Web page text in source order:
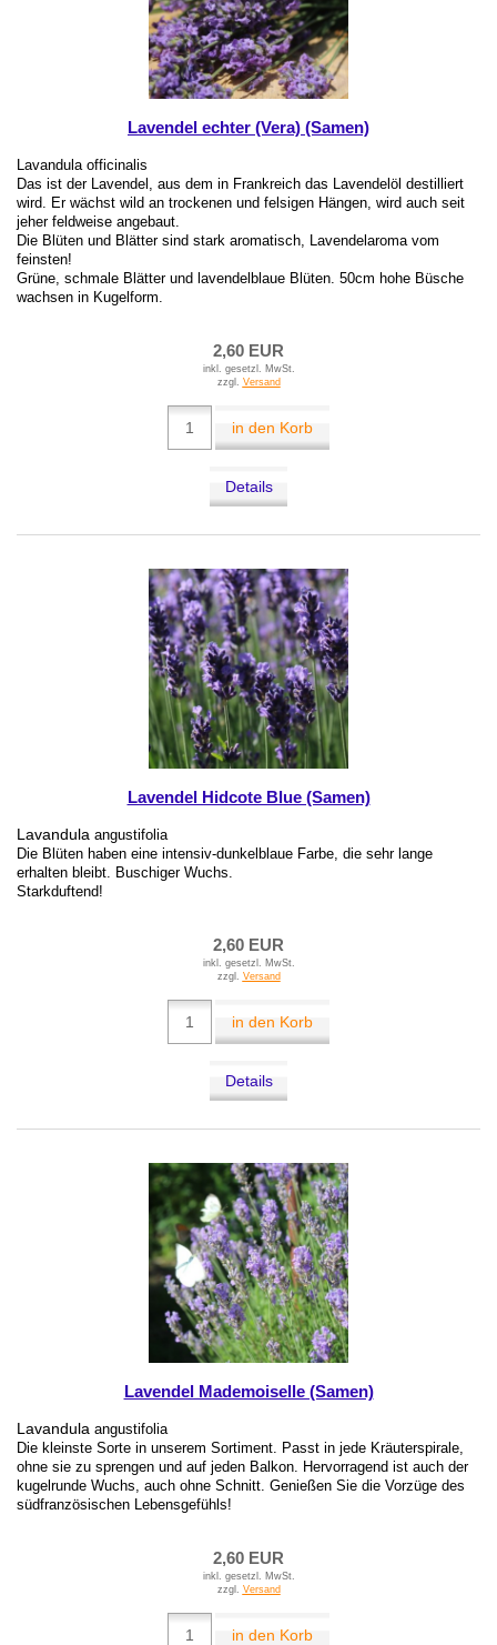
Lavendel echter (Vera) (Samen)
Lavandula officinalis
Das ist der Lavendel, aus dem in Frankreich das Lavendelöl destilliert
wird. Er wächst wild an trockenen und felsigen Hängen, wird auch seit
jeher feldweise angebaut.
Die Blüten und Blätter sind stark aromatisch, Lavendelaroma vom
feinsten!
Grüne, schmale Blätter und lavendelblaue Blüten. 50cm hohe Büsche
wachsen in Kugelform.
2,60 EUR
inkl. gesetzl. MwSt.
zzgl. Versand
in den Korb
Details
Lavendel Hidcote Blue (Samen)
Lavandula angustifolia
Die Blüten haben eine intensiv-dunkelblaue Farbe, die sehr lange
erhalten bleibt. Buschiger Wuchs.
Starkduftend!
2,60 EUR
inkl. gesetzl. MwSt.
zzgl. Versand
in den Korb
Details
Lavendel Mademoiselle (Samen)
Lavandula angustifolia
Die kleinste Sorte in unserem Sortiment. Passt in jede Kräuterspirale,
ohne sie zu sprengen und auf jeden Balkon. Hervorragend ist auch der
kugelrunde Wuchs, auch ohne Schnitt. Genießen Sie die Vorzüge des
südfranzösischen Lebensgefühls!
2,60 EUR
inkl. gesetzl. MwSt.
zzgl. Versand
in den Korb